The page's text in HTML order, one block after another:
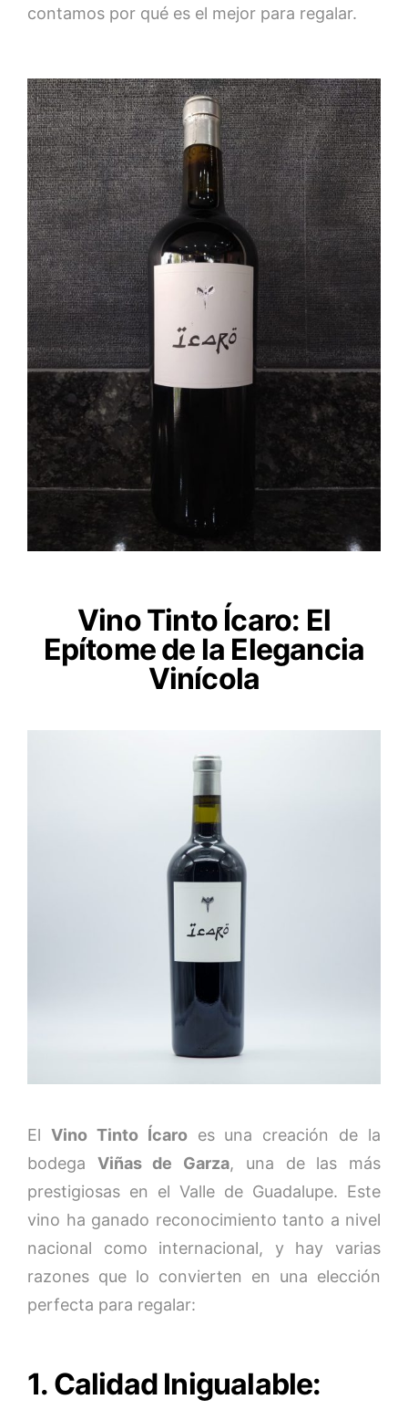
contamos por qué es el mejor para regalar.
Vino Tinto Ícaro: El
Epítome de la Elegancia
Vinícola
El Vino Tinto Ícaroes una creación de la
bodega Viñas de Garza, una de las más
prestigiosas en el Valle de Guadalupe. Este
vino ha ganado reconocimiento tanto a nivel
nacional como internacional, y hay varias
razones que lo convierten en una elección
perfecta para regalar:
1. Calidad Inigualable: